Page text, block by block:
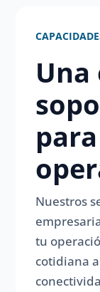
Una
Nuestros
tu
cotidiana